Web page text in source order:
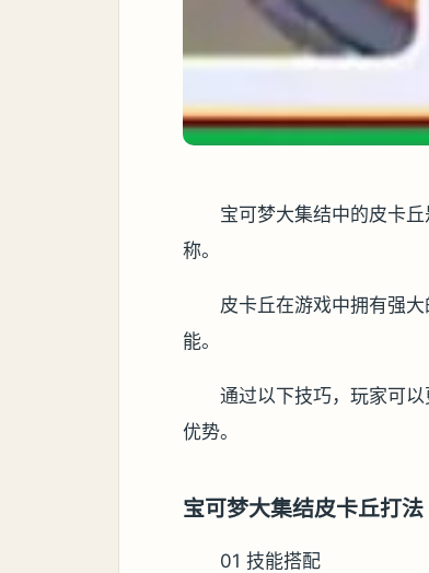
宝可梦大集结中的皮卡
称。
皮卡丘在游戏中拥有强
能。
通过以下技巧，玩家可
优势。
宝可梦大集结皮卡丘打法
01 技能搭配